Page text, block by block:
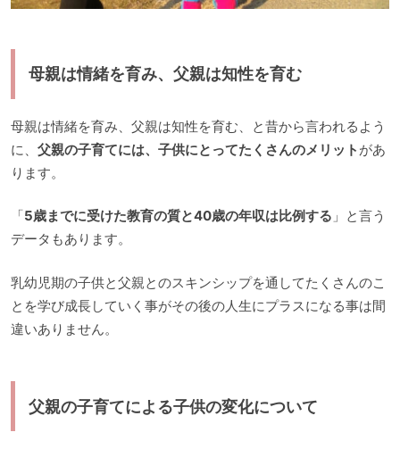
母親は情緒を育み、父親は知性を育む
母親は情緒を育み、父親は知性を育む、と昔から言われるよう
に、 父親の子育てには、子供にとってたくさんのメリット があ
ります。
「5歳までに受けた教育の質と40歳の年収は比例する 」と言う
データもあります。
乳幼児期の子供と父親とのスキンシップを通してたくさんのこ
とを学び成長していく事がその後の人生にプラスになる事は間
違いありません。
父親の子育てによる子供の変化について